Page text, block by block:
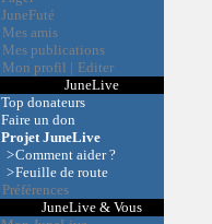
JuneFuté
Mes amis
Mes publications
Mon profil | Editer
JuneLive
Top donateurs
Faire un don
Projet JuneLive
>Comment aider ?
>Feuille de route
Préférences
JuneLive & Vous